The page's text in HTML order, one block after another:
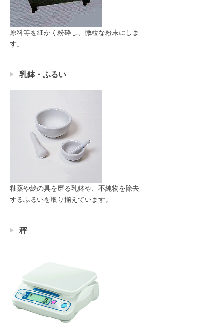
原料等を細かく粉砕し、微粒な粉末にしま
す。
乳鉢・ふるい
釉薬や絵の具を磨る乳鉢や、不純物を除去
するふるいを取り揃えています。
秤